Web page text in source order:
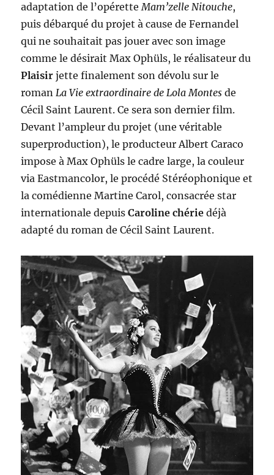
adaptation de l’opéretteMam’zelle Nitouche,
puis débarqué du projet à cause de Fernandel
qui ne souhaitait pas jouer avec son image
comme le désirait Max Ophüls, le réalisateur du
Plaisir jette finalement son dévolu sur le
romanLa Vie extraordinaire de Lola Montes de
Cécil Saint Laurent. Ce sera son dernier film.
Devant l’ampleur du projet (une véritable
superproduction), le producteur Albert Caraco
impose à Max Ophüls le cadre large, la couleur
via Eastmancolor, le procédé Stéréophonique et
la comédienne Martine Carol, consacrée star
internationale depuisCaroline chérie déjà
adapté du roman de Cécil Saint Laurent.